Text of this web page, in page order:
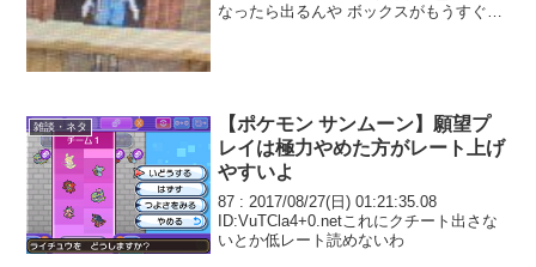
なったら出るんや ボックスがもうすぐ完
雑談・ネタ
【ポケモン サンムーン】願望プ
レイは極力やめた方がレート上げ
やすいよ
87 : 2017/08/27(日) 01:21:35.08
ID:VuTCla4+0.netこれにクチート出さな
いとか低レート読めないわ